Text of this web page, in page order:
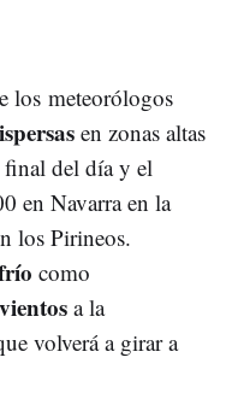
los meteorólogos
en zonas altas
del día y el
en Navarra en la
los Pirineos.
como
a la
volverá a girar a